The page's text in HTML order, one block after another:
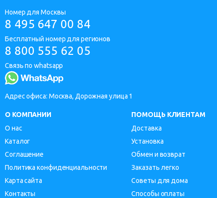
Номер для Москвы
8 495 647 00 84
Бесплатный номер для регионов
8 800 555 62 05
Связь по whatsapp
Адрес офиса: Москва, Дорожная улица 1
О КОМПАНИИ
О нас
Каталог
Соглашение
Политика конфиденциальности
Карта сайта
Контакты
ПОМОЩЬ КЛИЕНТАМ
Доставка
Установка
Обмен и возврат
Заказать легко
Советы для дома
Способы оплаты